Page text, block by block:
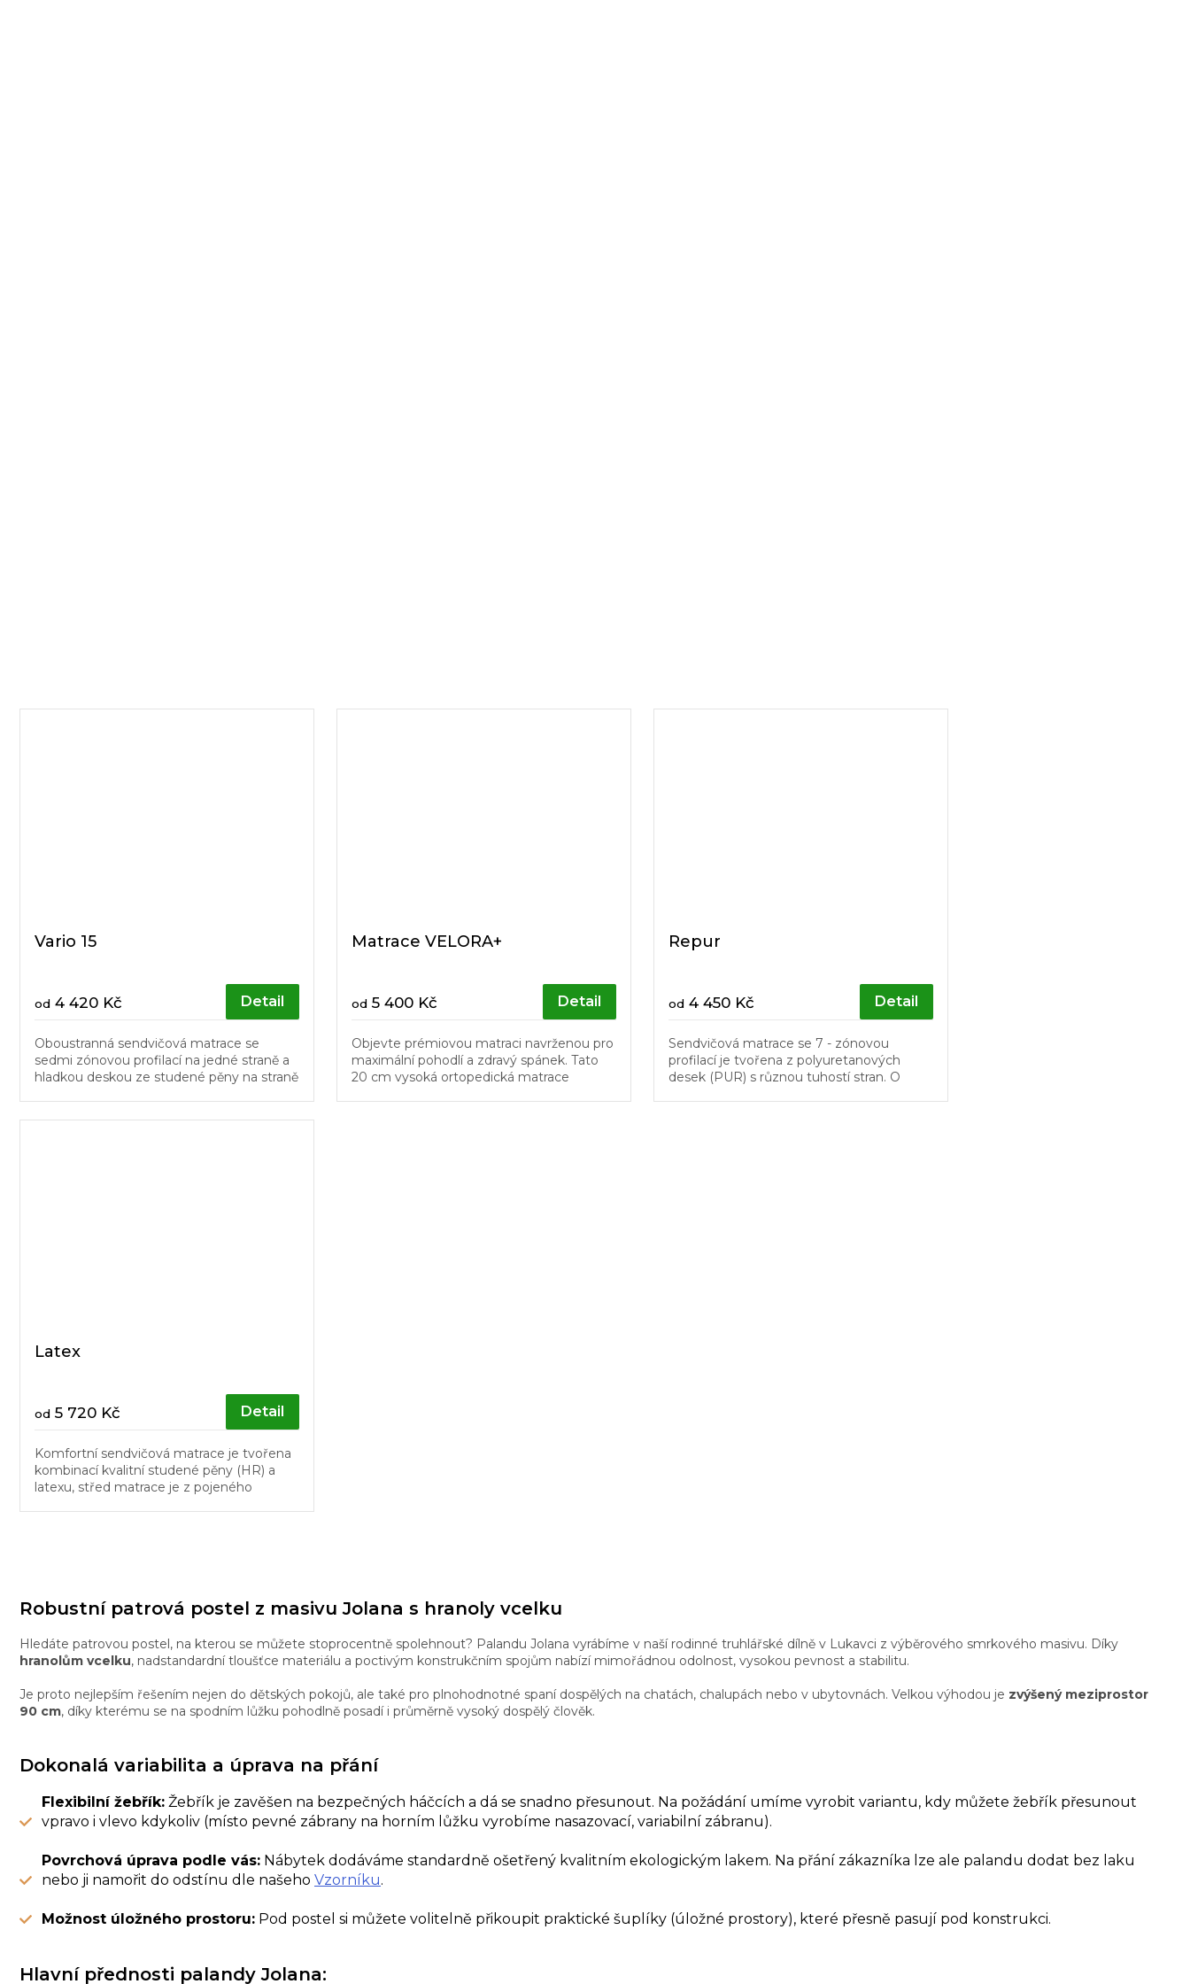
Vario 15
od 4 420 Kč Detail
Oboustranná sendvičová matrace se
sedmi zónovou profilací na jedné straně a
hladkou deskou ze studené pěny na straně
Matrace VELORA+
od 5 400 Kč Detail
Objevte prémiovou matraci navrženou pro
maximální pohodlí a zdravý spánek. Tato
20 cm vysoká ortopedická matrace
Repur
od 4 450 Kč Detail
Sendvičová matrace se 7 - zónovou
profilací je tvořena z polyuretanových
desek (PUR) s různou tuhostí stran. O
Latex
od 5 720 Kč Detail
Komfortní sendvičová matrace je tvořena
kombinací kvalitní studené pěny (HR) a
latexu, střed matrace je z pojeného
Robustní patrová postel z masivu Jolana s hranoly vcelku
Hledáte patrovou postel, na kterou se můžete stoprocentně spolehnout? Palandu Jolana vyrábíme v naší rodinné truhlářské dílně v Lukavci z výběrového smrkového masivu. Díky
hranolům vcelku, nadstandardní tloušťce materiálu a poctivým konstrukčním spojům nabízí mimořádnou odolnost, vysokou pevnost a stabilitu.
Je proto nejlepším řešením nejen do dětských pokojů, ale také pro plnohodnotné spaní dospělých na chatách, chalupách nebo v ubytovnách. Velkou výhodou je zvýšený meziprostor
90 cm, díky kterému se na spodním lůžku pohodlně posadí i průměrně vysoký dospělý člověk.
Dokonalá variabilita a úprava na přání
Flexibilní žebřík: Žebřík je zavěšen na bezpečných háčcích a dá se snadno přesunout. Na požádání umíme vyrobit variantu, kdy můžete žebřík přesunout
vpravo i vlevo kdykoliv (místo pevné zábrany na horním lůžku vyrobíme nasazovací, variabilní zábranu).
Povrchová úprava podle vás: Nábytek dodáváme standardně ošetřený kvalitním ekologickým lakem. Na přání zákazníka lze ale palandu dodat bez laku
nebo ji namořit do odstínu dle našeho Vzorníku.
Možnost úložného prostoru: Pod postel si můžete volitelně přikoupit praktické šuplíky (úložné prostory), které přesně pasují pod konstrukci.
Hlavní přednosti palandy Jolana: